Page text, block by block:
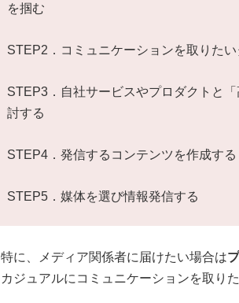
を掴む
STEP2．コミュニケーションを取りた
STEP3．自社サービスやプロダクトと
討する
STEP4．発信するコンテンツを作成する
STEP5．媒体を選び情報発信する
特に、メディア関係者に届けたい場合は
カジュアルにコミュニケーションを取り